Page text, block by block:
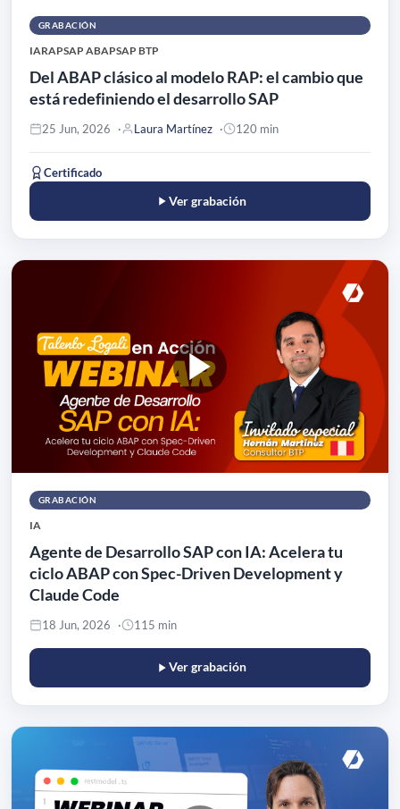
GRABACIÓN
IARAPSAP ABAPSAP BTP
Del ABAP clásico al modelo RAP: el cambio que
está redefiniendo el desarrollo SAP
25 Jun, 2026 Laura Martínez 120 min
Certificado
Ver grabación
GRABACIÓN
IA
Agente de Desarrollo SAP con IA: Acelera tu
ciclo ABAP con Spec-Driven Development y
Claude Code
18 Jun, 2026 115 min
Ver grabación